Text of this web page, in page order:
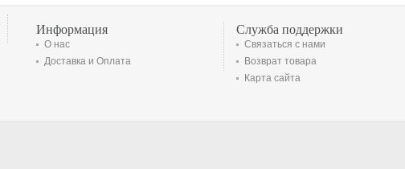
Информация
О нас
Доставка и Оплата
Служба поддержки
Связаться с нами
Возврат товара
Карта сайта